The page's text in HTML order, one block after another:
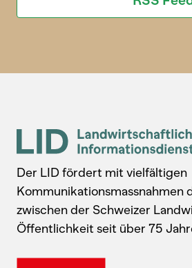
Der LID fördert mit vielfältigen
Kommunikationsmassnahmen
zwischen der Schweizer
Öffentlichkeit seit über 75